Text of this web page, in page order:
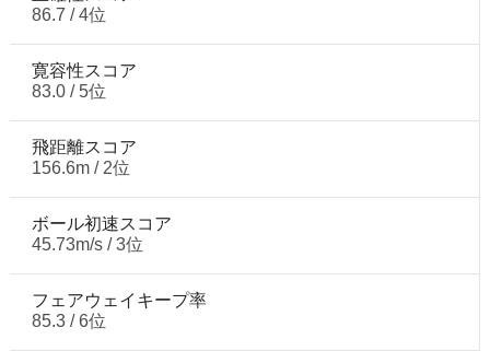
86.7 / 4位
寛容性スコア
83.0 / 5位
飛距離スコア
156.6m / 2位
ボール初速スコア
45.73m/s / 3位
フェアウェイキープ率
85.3 / 6位